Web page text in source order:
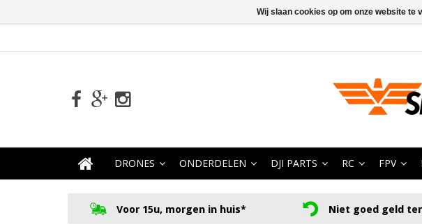
DRONES ONDERDELEN DJI PARTS RC FPV
Voor 15u, morgen in huis* Niet goed geld
Wij slaan cookies op om onze website te